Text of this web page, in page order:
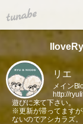
tuna.be
リエ
メイン
http://
遊びに来て下さい。
※更新が滞ってます
ないのでアシカラズ。